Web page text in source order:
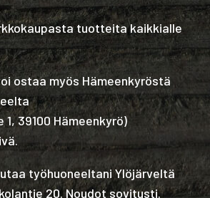
tuotteita kaikkialle
ostaa myös Hämeenkyröstä
39100 Hämeenkyrö)
työhuoneeltani Ylöjärveltä
20. Noudot sovitusti.